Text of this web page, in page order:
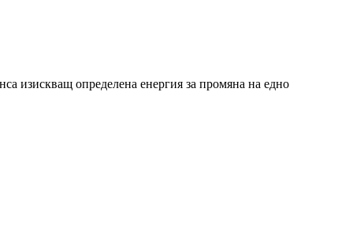
изискващ определена енергия за промяна на едно